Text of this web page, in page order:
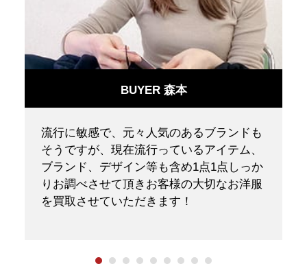
BUYER 森本
流行に敏感で、元々人気のあるブランドも
そうですが、現在流行っているアイテム、
ブランド、デザイン等も含め1点1点しっか
りお調べさせて頂きお客様の大切なお洋服
を買取させていただきます！